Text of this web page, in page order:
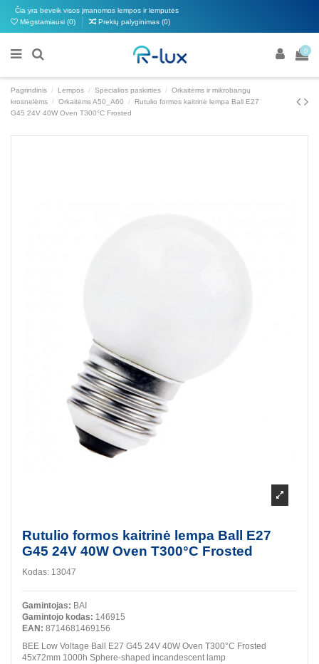
Čia yra beveik visos įmanomos lempos ir lemputės
Mėgstamiausi (0) Prekių palyginimas (0)
0
Pagrindinis Lempos Specialios paskirties
Orkaitėms ir mikrobangų
krosnelėms
Orkaitėms A50_A60
Rutulio formos kaitrinė lempa Ball E27
G45 24V 40W Oven T300°C Frosted
Rutulio formos kaitrinė lempa Ball E27
G45 24V 40W Oven T300°C Frosted
Kodas: 13047
Gamintojas: BAI
Gamintojo kodas: 146915
EAN: 8714681469156
BEE Low Voltage Ball E27 G45 24V 40W Oven T300°C Frosted
45x72mm 1000h Sphere-shaped incandescent lamp